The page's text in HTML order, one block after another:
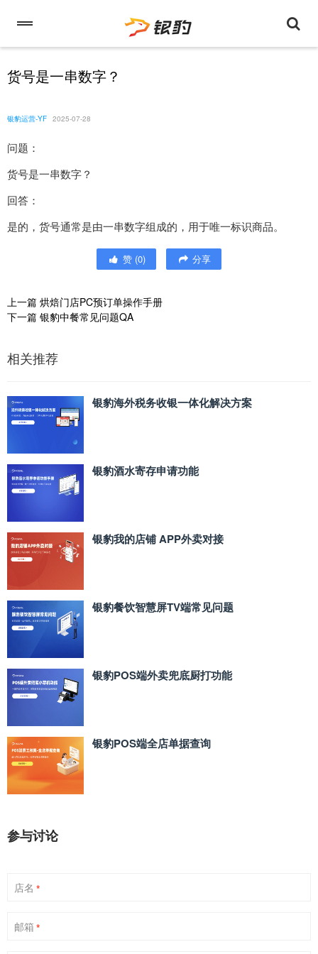
货号是一串数字？
银豹运营-YF 2025-07-28
问题：
货号是一串数字？
回答：
是的，货号通常是由一串数字组成的，用于唯一标识商品。
赞 (0) 分享
上一篇 烘焙门店PC预订单操作手册
下一篇 银豹中餐常见问题QA
相关推荐
银豹海外税务收银一体化解决方案
银豹酒水寄存申请功能
银豹我的店铺 APP外卖对接
银豹餐饮智慧屏TV端常见问题
银豹POS端外卖兜底厨打功能
银豹POS端全店单据查询
参与讨论
店名 *
邮箱 *